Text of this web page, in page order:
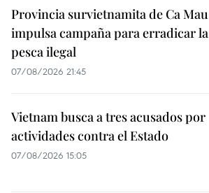
Provincia survietnamita de Ca Mau
impulsa campaña para erradicar la
pesca ilegal
07/08/2026 21:45
Vietnam busca a tres acusados por
actividades contra el Estado
07/08/2026 15:05